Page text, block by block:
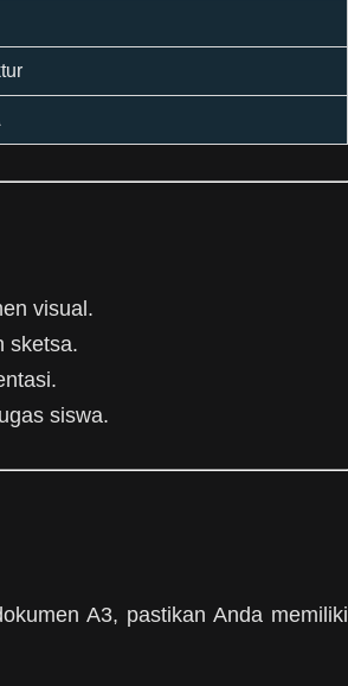
visual.
sketsa.
siswa.
A3, pastikan Anda memiliki